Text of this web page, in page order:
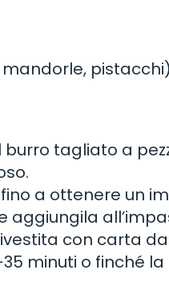
pistacchi)
tagliato a
a ottenere un
aggiungila
con carta
minuti o finché